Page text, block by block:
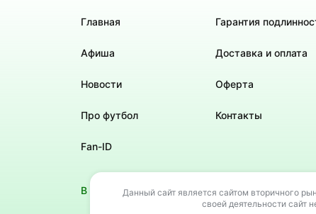
Главная
Афиша
Новости
Про футбол
Fan-ID
Гарантия
Доставка и оплата
Оферта
Контакты
В своей деятельности сайт не использует
Данный сайт является сайтом вторичного
своей деятельности сайт